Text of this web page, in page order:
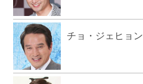
チョ・ジェヒョン